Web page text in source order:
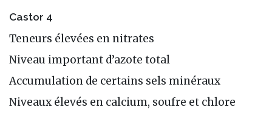
Castor 4
Teneurs élevées en nitrates
Niveau important d’azote total
Accumulation de certains sels minéraux
Niveaux élevés en calcium, soufre et chlore